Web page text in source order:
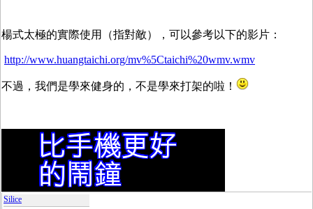
楊式太極的實際使用（指對敵），可以參考以下的影片：
http://www.huangtaichi.org/mv%5Ctaichi%20wmv.wmv
不過，我們是學來健身的，不是學來打架的啦！
Silice